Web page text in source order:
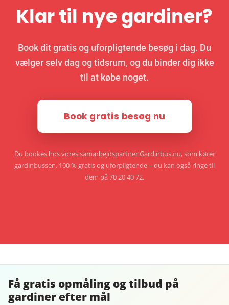
Klar til nye gardiner?
Book dit gratis og uforpligtende besøg i dag. Du
vælger selv dag og tidsrum, og du binder dig ikke
til at købe noget.
Book gratis besøg nu
Du bookes hos vores samarbejdspartner Gardinbus.nu, som kører
gardinbussen. 100 % gratis og uforpligtende – du kan også ringe til
dem på 70 20 40 72.
Få gratis opmåling og tilbud på
gardiner efter mål